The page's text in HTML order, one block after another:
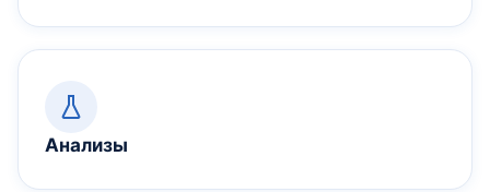
Анализы